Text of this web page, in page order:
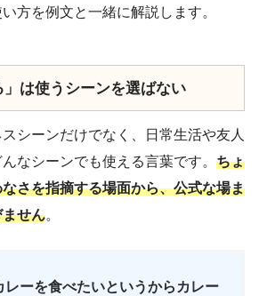
方を例文と一緒に解説します。
」は使うシーンを選ばない
スシーンだけでなく、日常生活や友人
なシーンでも使える言葉です。 ちょ
さを指摘する場面から、公式な場ま
せん。
レーを食べたいというからカレー